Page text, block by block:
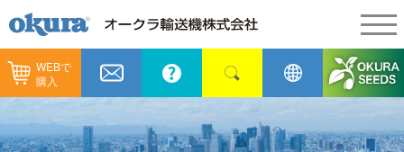
WEBで
購入
製品情報
製品情報
納入事例